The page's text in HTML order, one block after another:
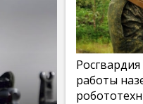
работы